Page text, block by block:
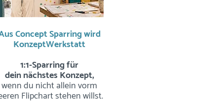
Concept Sparring wird
KonzeptWerkstatt
1:1-Sparring für
dein nächstes Konzept,
wenn du nicht allein vorm
Flipchart stehen willst.